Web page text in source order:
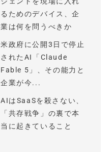
るためのデバイス、企
業は何を問うべきか
米政府に公開3日で停止
されたAI「Claude
Fable 5」、その能力と
企業が今...
AIはSaaSを殺さない、
「共存戦争」の裏で本
当に起きていること